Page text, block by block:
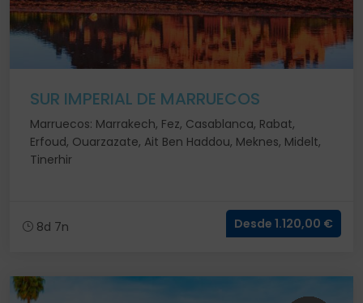
SUR IMPERIAL DE MARRUECOS
Marruecos: Marrakech, Fez, Casablanca, Rabat,
Erfoud, Ouarzazate, Ait Ben Haddou, Meknes, Midelt,
Tinerhir
8d 7n Desde 1.120,00 €